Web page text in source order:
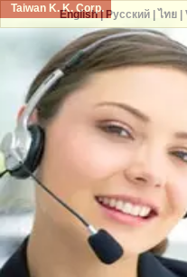
Taiwan K. K. Corp.
English| Русский| ไทย|